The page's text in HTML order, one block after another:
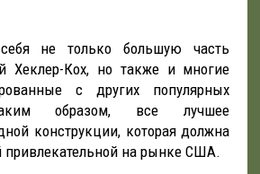
не только большую часть
Хеклер-Кох, но также и многие
с других популярных
образом, все лучшее
конструкции, которая должна
привлекательной на рынке США.